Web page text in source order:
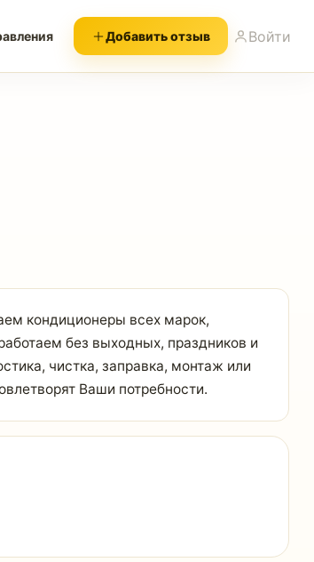
Добавить отзыв Войти
кондиционеры всех марок,
без выходных, праздников и
чистка, заправка, монтаж или
Ваши потребности.